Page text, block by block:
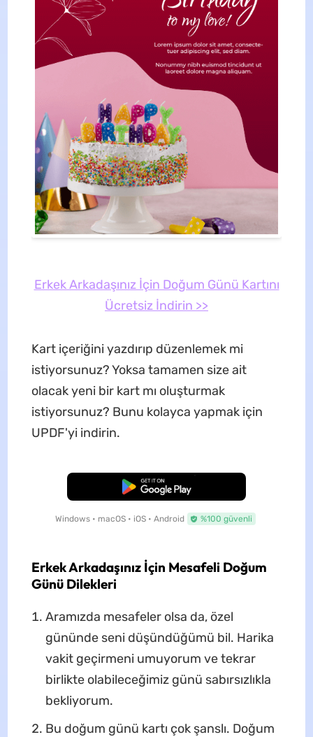
Erkek Arkadaşınız İçin Doğum Günü Kartını
Ücretsiz İndirin >>
Kart içeriğini yazdırıp düzenlemek mi
istiyorsunuz? Yoksa tamamen size ait
olacak yeni bir kart mı oluşturmak
istiyorsunuz? Bunu kolayca yapmak için
UPDF'yi indirin.
Ücretsiz İndirme
Windows • macOS • iOS • Android %100 güvenli
Erkek Arkadaşınız İçin Mesafeli Doğum
Günü Dilekleri
Aramızda mesafeler olsa da, özel
gününde seni düşündüğümü bil. Harika
vakit geçirmeni umuyorum ve tekrar
birlikte olabileceğimiz günü sabırsızlıkla
bekliyorum.
Bu doğum günü kartı çok şanslı. Doğum